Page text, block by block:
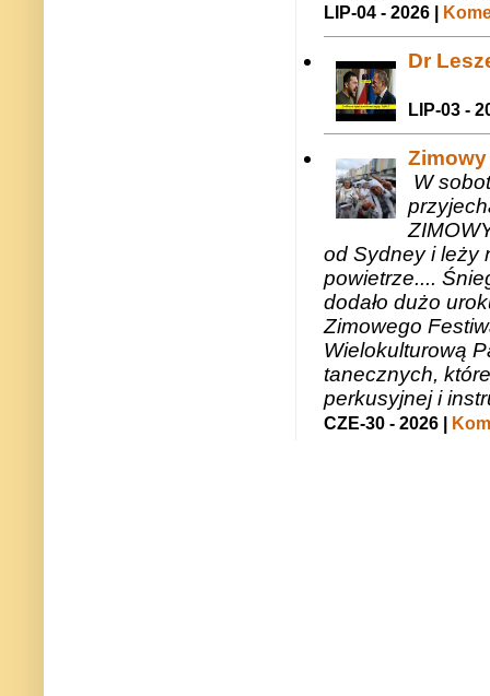
LIP-04 - 2026 |
Dr
LIP-03 -
W
od Sydney i leży
powietrze....
dodało dużo
Zimowego
Wielokulturową
tanecznych,
perkusyjnej i
CZE-30 - 2026 |